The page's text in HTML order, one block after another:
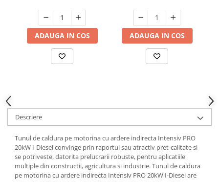
Hote bucatarie
Consumabile
Hota tavan
Hote cupolare
Hote decorative
Hote telescopice
Hote traditionale
Masini de Spalat Rufe & Uscatoare
Accesorii masini de spalat &
uscatoare
Masini automate de spalat rufe
Masini de spalat rufe cu uscator
ADAUGA IN COS ADAUGA IN COS
Descriere
Tunul de caldura pe motorina cu ardere indirecta Intensiv PRO
20kW I-Diesel convinge prin raportul sau atractiv pret-calitate si
se potriveste, datorita prelucrarii robuste, pentru aplicatiile
multiple din constructii, agricultura si industrie. Tunul de caldura
pe motorina cu ardere indirecta Intensiv PRO 20kW I-Diesel are